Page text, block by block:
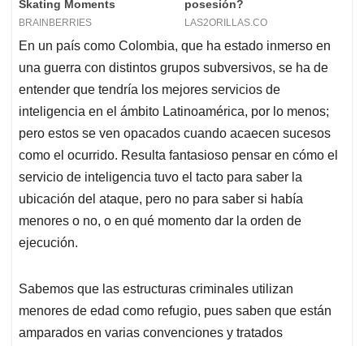
En un país como Colombia, que ha estado inmerso en
una guerra con distintos grupos subversivos, se ha de
entender que tendría los mejores servicios de
inteligencia en el ámbito Latinoamérica, por lo menos;
pero estos se ven opacados cuando acaecen sucesos
como el ocurrido. Resulta fantasioso pensar en cómo el
servicio de inteligencia tuvo el tacto para saber la
ubicación del ataque, pero no para saber si había
menores o no, o en qué momento dar la orden de
ejecución.
Sabemos que las estructuras criminales utilizan
menores de edad como refugio, pues saben que están
amparados en varias convenciones y tratados